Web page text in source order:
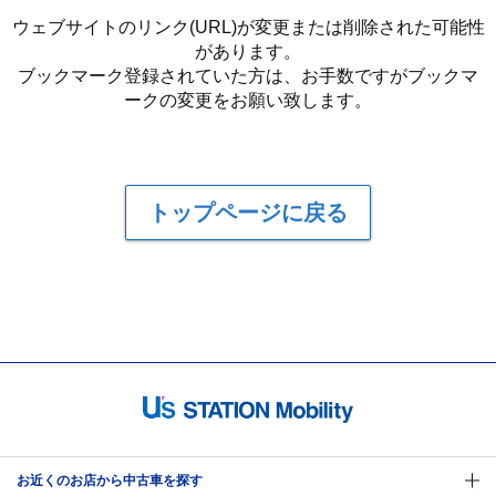
ウェブサイトのリンク(URL)が変更または削除された可能性
があります。
ブックマーク登録されていた方は、お手数ですがブックマ
ークの変更をお願い致します。
トップページに戻る
お近くのお店から中古車を探す